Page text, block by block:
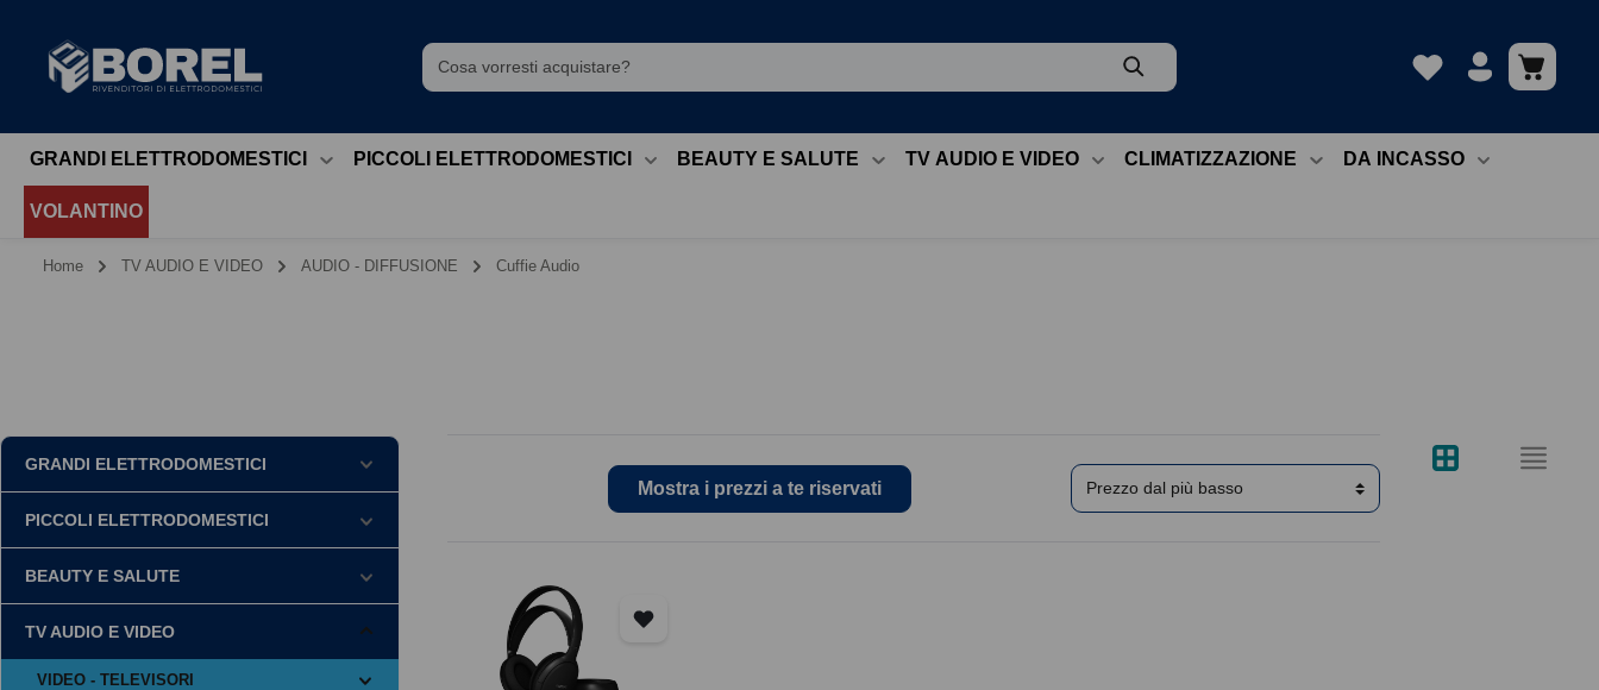
GRANDI ELETTRODOMESTICI PICCOLI ELETTRODOMESTICI BEAUTY E SALUTE TV AUDIO E VIDEO CLIMATIZZAZIONE DA INCASSO
VOLANTINO
Home TV AUDIO E VIDEO AUDIO - DIFFUSIONE Cuffie Audio
GRANDI ELETTRODOMESTICI
PICCOLI ELETTRODOMESTICI
BEAUTY E SALUTE
TV AUDIO E VIDEO
VIDEO - TELEVISORI
Mostra i prezzi a te riservati